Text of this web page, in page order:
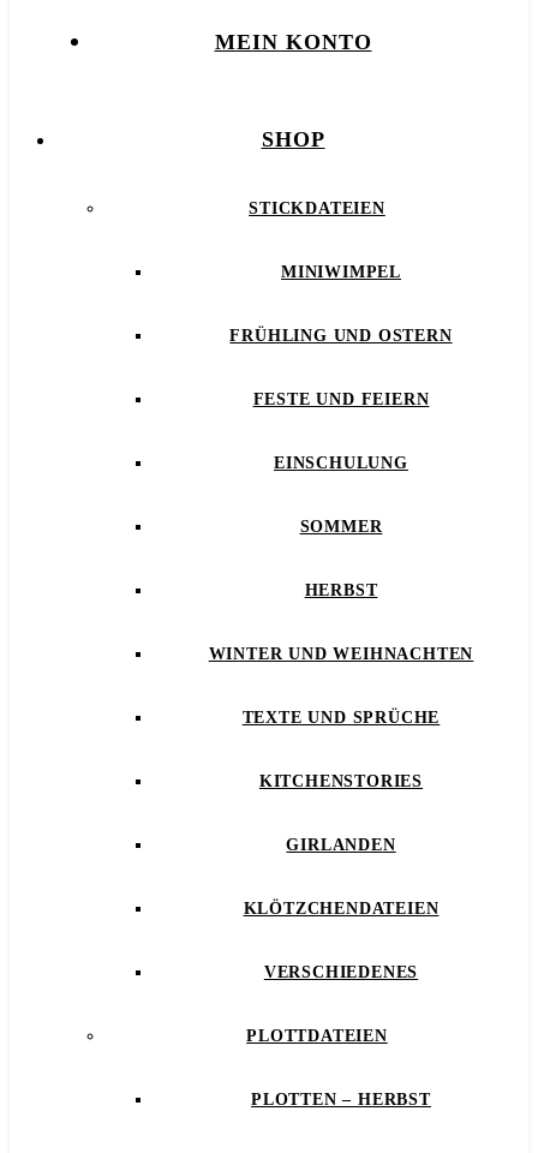
MEIN KONTO
SHOP
STICKDATEIEN
MINIWIMPEL
FRÜHLING UND OSTERN
FESTE UND FEIERN
EINSCHULUNG
SOMMER
HERBST
WINTER UND WEIHNACHTEN
TEXTE UND SPRÜCHE
KITCHENSTORIES
GIRLANDEN
KLÖTZCHENDATEIEN
VERSCHIEDENES
PLOTTDATEIEN
PLOTTEN – HERBST